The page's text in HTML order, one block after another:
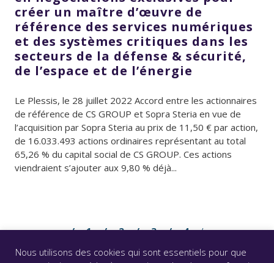
créer un maître d’œuvre de
référence des services numériques
et des systèmes critiques dans les
secteurs de la défense & sécurité,
de l’espace et de l’énergie
Le Plessis, le 28 juillet 2022 Accord entre les actionnaires
de référence de CS GROUP et Sopra Steria en vue de
l’acquisition par Sopra Steria au prix de 11,50 € par action,
de 16.033.493 actions ordinaires représentant au total
65,26 % du capital social de CS GROUP. Ces actions
viendraient s’ajouter aux 9,80 % déjà...
1 2 3
4
Nous utilisons des cookies qui sont essentiels pour que